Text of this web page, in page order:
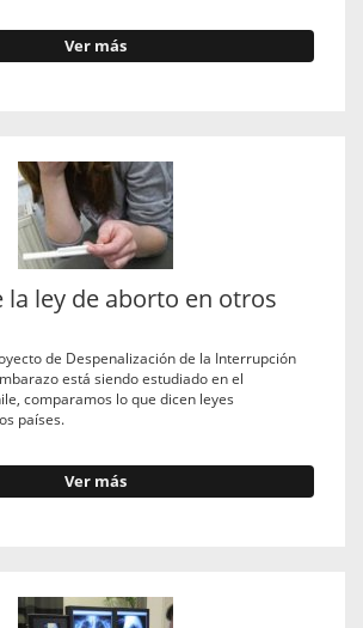
Ver más
la ley de aborto en otros
de Despenalización de la Interrupción
está siendo estudiado en el
comparamos lo que dicen leyes
países.
Ver más